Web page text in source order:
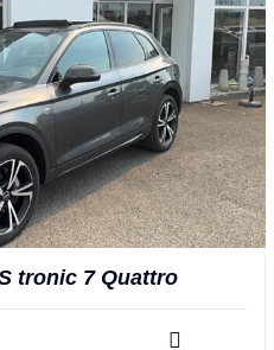
tronic 7 Quattro